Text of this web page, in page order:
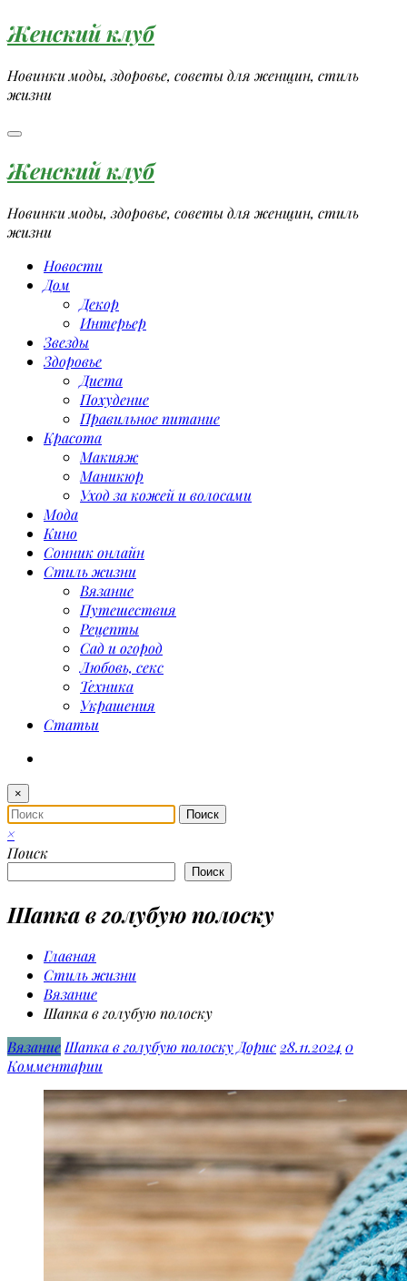
Перейти
к
содержимому
Женский клуб
Новинки моды, здоровье, советы для женщин, стиль
жизни
Женский клуб
Новинки моды, здоровье, советы для женщин, стиль
жизни
Новости
Дом
Декор
Интерьер
Звезды
Здоровье
Диета
Похудение
Правильное питание
Красота
Макияж
Маникюр
Уход за кожей и волосами
Мода
Кино
Сонник онлайн
Стиль жизни
Вязание
Путешествия
Рецепты
Сад и огород
Любовь, секс
Техника
Украшения
Статьи
×
×
Поиск
Поиск
Шапка в голубую полоску
Главная
Стиль жизни
Вязание
Шапка в голубую полоску
ВязаниеШапка в голубую полоскуДорис28.11.2024 0
Комментарии